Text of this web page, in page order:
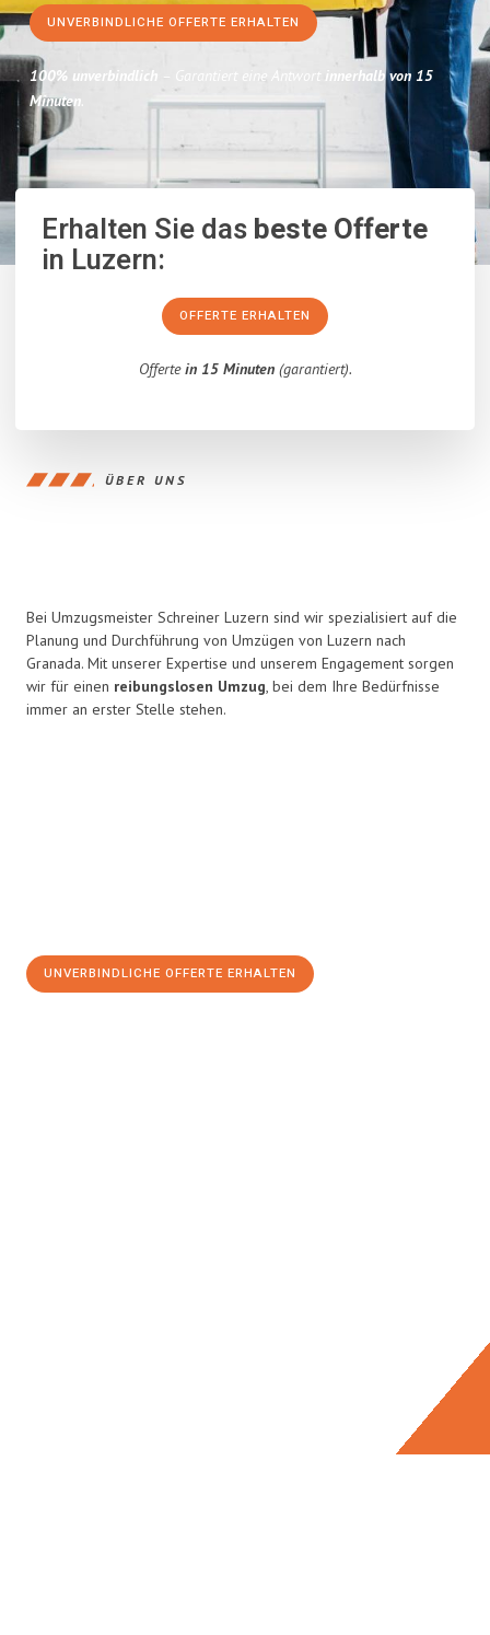
UNVERBINDLICHE OFFERTE ERHALTEN
100% unverbindlich – Garantiert eine Antwort innerhalb von 15
Minuten.
Erhalten Sie dasbeste Offerte
in Luzern:
OFFERTE ERHALTEN
Offertein 15 Minuten(garantiert).
ÜBER UNS
Bei Umzugsmeister Schreiner Luzern sind wir spezialisiert auf die
Planung und Durchführung von Umzügen von Luzern nach
Granada. Mit unserer Expertise und unserem Engagement sorgen
wir für einen reibungslosen Umzug, bei dem Ihre Bedürfnisse
immer an erster Stelle stehen.
UNVERBINDLICHE OFFERTE ERHALTEN